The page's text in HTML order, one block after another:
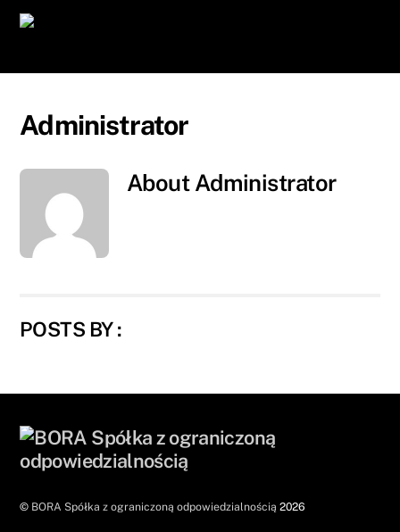
Skip
Administrator
About Administrator
POSTS BY :
© BORA Spółka z ograniczoną odpowiedzialnością 2026